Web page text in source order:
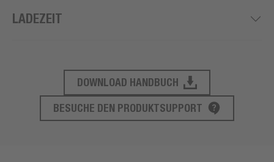
LADEZEIT
PRODUKT SUPPORT
DOWNLOAD HANDBUCH
BESUCHE DEN PRODUKTSUPPORT